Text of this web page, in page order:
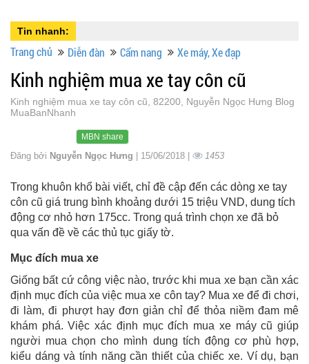
Tin nhanh:
Trang chủ Diễn đàn Cẩm nang Xe máy, Xe đạp
Kinh nghiệm mua xe tay côn cũ
Kinh nghiệm mua xe tay côn cũ, 82200, Nguyễn Ngọc Hưng Blog
MuaBanNhanh
MBN share
Đăng bởi Nguyễn Ngọc Hưng | 15/06/2018 | 1453
Trong khuôn khổ bài viết, chỉ đề cập đến các dòng xe tay
côn cũ giá trung bình khoảng dưới 15 triệu VND, dung tích
động cơ nhỏ hơn 175cc. Trong quá trình chọn xe đã bỏ
qua vấn đề về các thủ tục giấy tờ.
Mục đích mua xe
Giống bất cứ công việc nào, trước khi mua xe bạn cần xác
định mục đích của việc mua xe côn tay? Mua xe để đi chơi,
đi làm, đi phượt hay đơn giản chỉ để thỏa niềm đam mê
khám phá. Việc xác định mục đích mua xe máy cũ giúp
người mua chọn cho mình dung tích động cơ phù hợp,
kiểu dáng và tính năng cần thiết của chiếc xe. Ví dụ, bạn